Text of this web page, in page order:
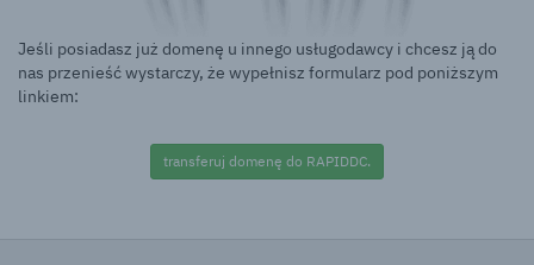
Jeśli posiadasz już domenę u innego usługodawcy i chcesz ją do
nas przenieść wystarczy, że wypełnisz formularz pod poniższym
linkiem:
transferuj domenę do RAPIDDC.